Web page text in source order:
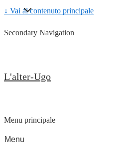
↓ Vai al contenuto principale
Secondary Navigation
L'alter-Ugo
Menu principale
Menu